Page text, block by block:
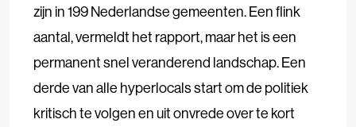
zijn in 199 Nederlandse gemeenten. Een flink
aantal, vermeldt het rapport, maar het is een
permanent snel veranderend landschap. Een
derde van alle hyperlocals start om de politiek
kritisch te volgen en uit onvrede over te kort